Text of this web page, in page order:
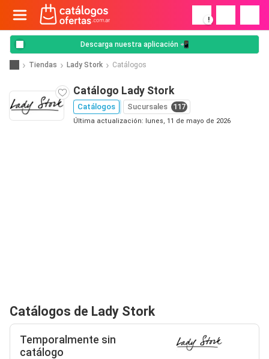
!
Descarga nuestra aplicación 📲
Tiendas Lady Stork Catálogos
Catálogo Lady Stork
Catálogos Sucursales 117
Última actualización: lunes, 11 de mayo de 2026
Catálogos de Lady Stork
Temporalmente sin
catálogo